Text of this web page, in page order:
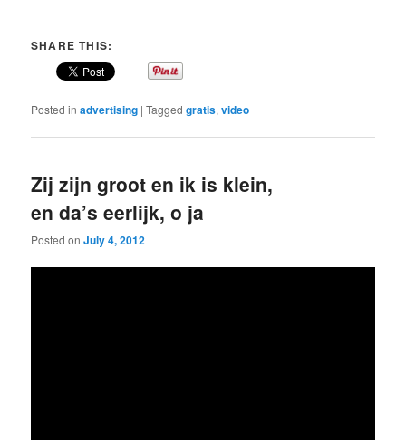
SHARE THIS:
Posted in advertising |Tagged gratis,video
Zij zijn groot en ik is klein,
en da’s eerlijk, o ja
Posted onJuly 4, 2012